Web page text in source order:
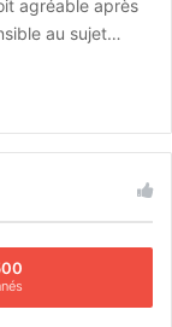
agréable après
au sujet…